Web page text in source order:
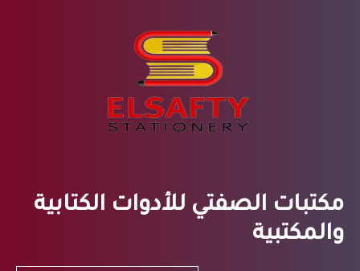
مكتبات الصفتي للأدوات الكتابية
والمكتبية